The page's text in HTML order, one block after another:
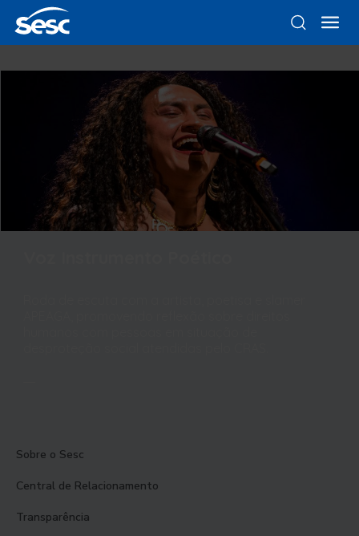
Sobre o Sesc
Central de Relacionamento
Transparência